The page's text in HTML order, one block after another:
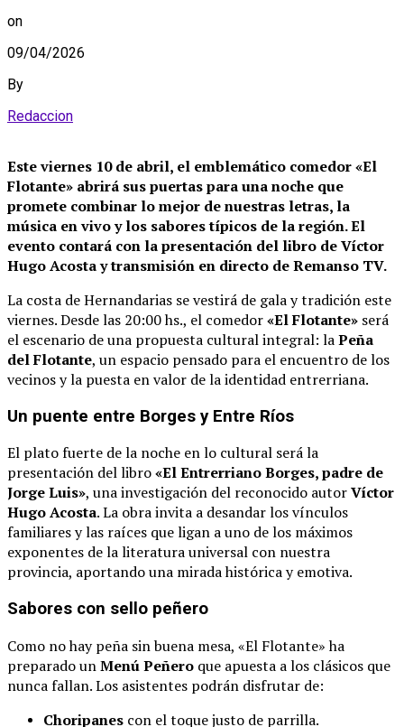
on
09/04/2026
By
Redaccion
Este viernes 10 de abril, el emblemático comedor «El
Flotante» abrirá sus puertas para una noche que
promete combinar lo mejor de nuestras letras, la
música en vivo y los sabores típicos de la región. El
evento contará con la presentación del libro de Víctor
Hugo Acosta y transmisión en directo de Remanso TV.
La costa de Hernandarias se vestirá de gala y tradición este
viernes. Desde las 20:00 hs., el comedor«El Flotante» será
el escenario de una propuesta cultural integral: laPeña
del Flotante, un espacio pensado para el encuentro de los
vecinos y la puesta en valor de la identidad entrerriana.
Un puente entre Borges y Entre Ríos
El plato fuerte de la noche en lo cultural será la
presentación del libro«El Entrerriano Borges, padre de
Jorge Luis», una investigación del reconocido autorVíctor
Hugo Acosta. La obra invita a desandar los vínculos
familiares y las raíces que ligan a uno de los máximos
exponentes de la literatura universal con nuestra
provincia, aportando una mirada histórica y emotiva.
Sabores con sello peñero
Como no hay peña sin buena mesa, «El Flotante» ha
preparado unMenú Peñero que apuesta a los clásicos que
nunca fallan. Los asistentes podrán disfrutar de:
Choripanes con el toque justo de parrilla.